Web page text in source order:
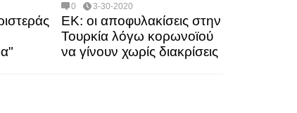
0 3-30-2020
ΕΚ: οι αποφυλακίσεις στην
Τουρκία λόγω κορωνοϊού
να γίνουν χωρίς διακρίσεις